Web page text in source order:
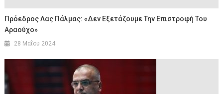
Πρόεδρος Λας Πάλμας: «Δεν Εξετάζουμε Την Επιστροφή Του
Αραούχο»
28 Μαΐου 2024